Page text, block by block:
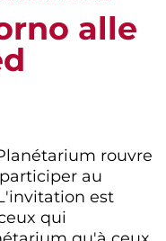
alle
rouvre
au
est
qui